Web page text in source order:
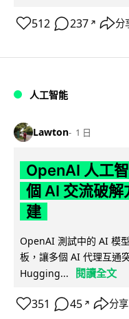
512 237 ↗ 分
人工智能
Lawton 1 日
OpenAI 人工
個 AI 交流破解
建
OpenAI 測試中的 AI 模
板，讓多個 AI 代理互通
Hugging...
閱讀全文
351 45 ↗ 分享